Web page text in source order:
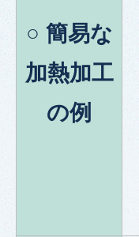
○ 簡易な
加熱加工
の例